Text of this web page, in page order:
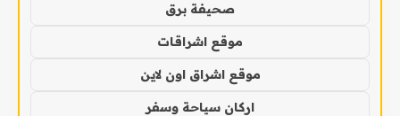
صحيفة برق
موقع اشراقات
موقع اشراق اون لاين
اركان سياحة وسفر